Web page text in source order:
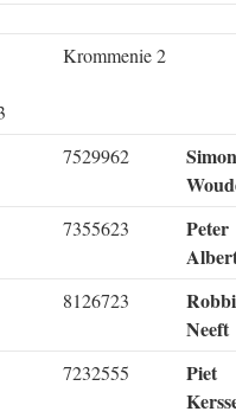
Krommenie 2
7529962
7355623
Peter
8126723
Neeft
7232555
Piet